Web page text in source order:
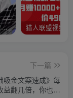
薛老丝儿美业seo搜索流量落地课，一周暴涨20w粉丝，全干货讲解
下一篇
吸金文案速成》每
益翻几倍，你也可